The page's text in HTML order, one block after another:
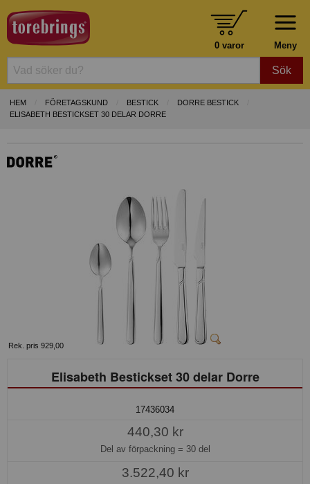
Meny
0 varor
Sök
HEM FÖRETAGSKUND BESTICK
DORRE BESTICK
ELISABETH BESTICKSET 30 DELAR DORRE
Rek. pris 929,00
Elisabeth Bestickset 30 delar Dorre
17436034
440,30 kr
Del av förpackning = 30 del
3.522,40 kr